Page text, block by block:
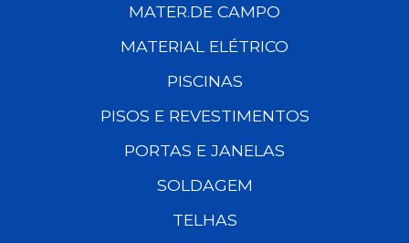
MATER.DE CAMPO
MATERIAL ELÉTRICO
PISCINAS
PISOS E REVESTIMENTOS
PORTAS E JANELAS
SOLDAGEM
TELHAS